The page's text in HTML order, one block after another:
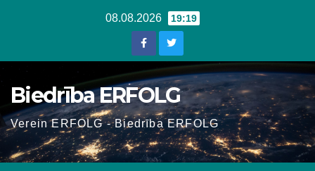
08.08.2026 19:19
Biedrība ERFOLG
Verein ERFOLG - Biedrība ERFOLG